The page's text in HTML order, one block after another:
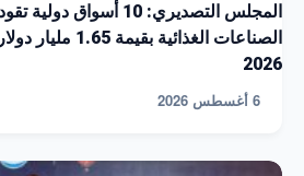
المجلس التصديري: 10
الصناعات
2026
6 أغسطس 2026